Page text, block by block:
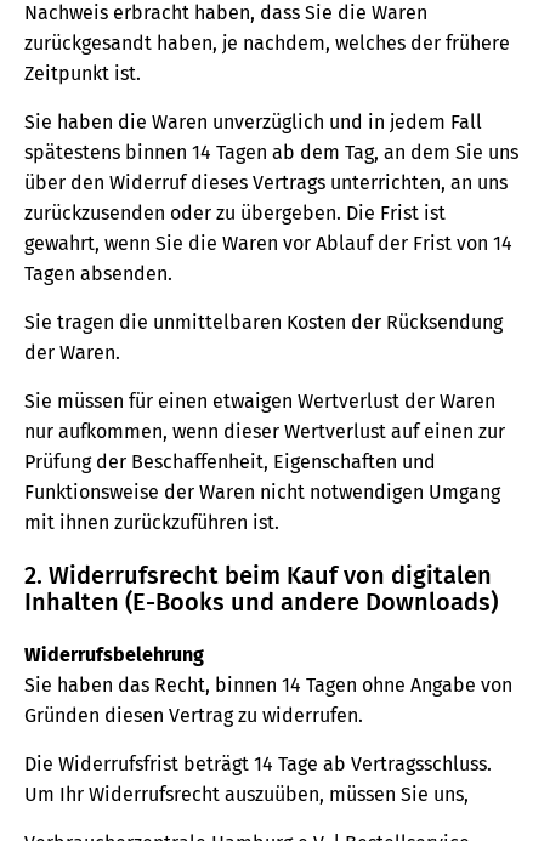
Nachweis erbracht haben, dass Sie die Waren
zurückgesandt haben, je nachdem, welches der frühere
Zeitpunkt ist.
Sie haben die Waren unverzüglich und in jedem Fall
spätestens binnen 14 Tagen ab dem Tag, an dem Sie uns
über den Widerruf dieses Vertrags unterrichten, an uns
zurückzusenden oder zu übergeben. Die Frist ist
gewahrt, wenn Sie die Waren vor Ablauf der Frist von 14
Tagen absenden.
Sie tragen die unmittelbaren Kosten der Rücksendung
der Waren.
Sie müssen für einen etwaigen Wertverlust der Waren
nur aufkommen, wenn dieser Wertverlust auf einen zur
Prüfung der Beschaffenheit, Eigenschaften und
Funktionsweise der Waren nicht notwendigen Umgang
mit ihnen zurückzuführen ist.
2. Widerrufsrecht beim Kauf von digitalen
Inhalten (E-Books und andere Downloads)
Widerrufsbelehrung
Sie haben das Recht, binnen 14 Tagen ohne Angabe von
Gründen diesen Vertrag zu widerrufen.
Die Widerrufsfrist beträgt 14 Tage ab Vertragsschluss.
Um Ihr Widerrufsrecht auszuüben, müssen Sie uns,